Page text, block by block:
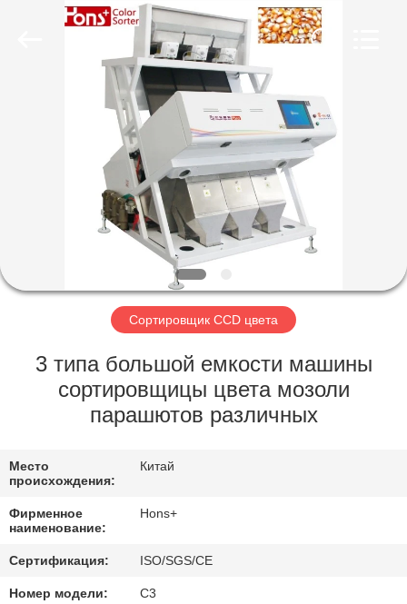
ПРОДУКТЫ
ПУТЕШЕСТВИЕ
ФАБРИКИ
ПРОВЕРКА
КАЧЕСТВА
СВЯЖИТЕСЬ
МЫ
СПРОСИТЕ
ЦИТАТУ
Сортировщик CCD цвета
3 типа большой емкости машины
сортировщицы цвета мозоли
парашютов различных
Место
происхождения:
Китай
Фирменное
наименование:
Hons+
Сертификация: ISO/SGS/CE
Номер модели: С3